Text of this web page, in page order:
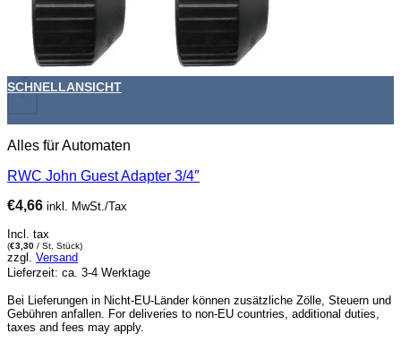
+
SCHNELLANSICHT
Alles für Automaten
RWC John Guest Adapter 3/4″
€4,66 inkl. MwSt./Tax
Incl. tax
(€3,30 / St, Stück)
zzgl. Versand
Lieferzeit: ca. 3-4 Werktage
Bei Lieferungen in Nicht-EU-Länder können zusätzliche Zölle, Steuern und
Gebühren anfallen. For deliveries to non-EU countries, additional duties,
taxes and fees may apply.